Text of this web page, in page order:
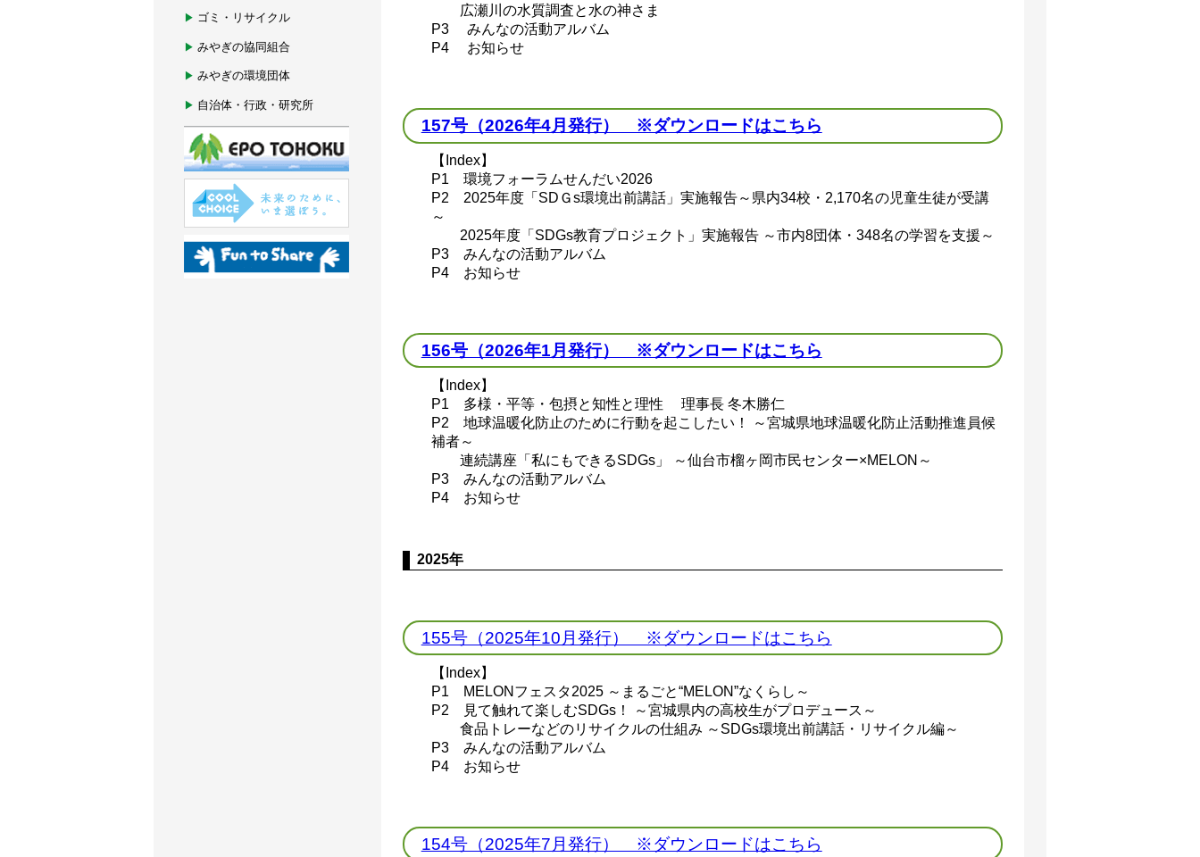
ゴミ・リサイクル
みやぎの協同組合
みやぎの環境団体
自治体・行政・研究所
広瀬川の水質調査と水の神さま
P3 みんなの活動アルバム
P4 お知らせ
157号（2026年4月発行） ※ダウンロードはこちら
【Index】
P1 環境フォーラムせんだい2026
P2 2025年度「SDＧs環境出前講話」実施報告～県内34校・2,170名の児童生徒が受講
～
2025年度「SDGs教育プロジェクト」実施報告 ～市内8団体・348名の学習を支援～
P3 みんなの活動アルバム
P4 お知らせ
156号（2026年1月発行） ※ダウンロードはこちら
【Index】
P1 多様・平等・包摂と知性と理性 理事長 冬木勝仁
P2 地球温暖化防止のために行動を起こしたい！ ～宮城県地球温暖化防止活動推進員候
補者～
連続講座「私にもできるSDGs」 ～仙台市榴ヶ岡市民センター×MELON～
P3 みんなの活動アルバム
P4 お知らせ
2025年
155号（2025年10月発行） ※ダウンロードはこちら
【Index】
P1 MELONフェスタ2025 ～まるごと“MELON”なくらし～
P2 見て触れて楽しむSDGs！ ～宮城県内の高校生がプロデュース～
食品トレーなどのリサイクルの仕組み ～SDGs環境出前講話・リサイクル編～
P3 みんなの活動アルバム
P4 お知らせ
154号（2025年7月発行） ※ダウンロードはこちら